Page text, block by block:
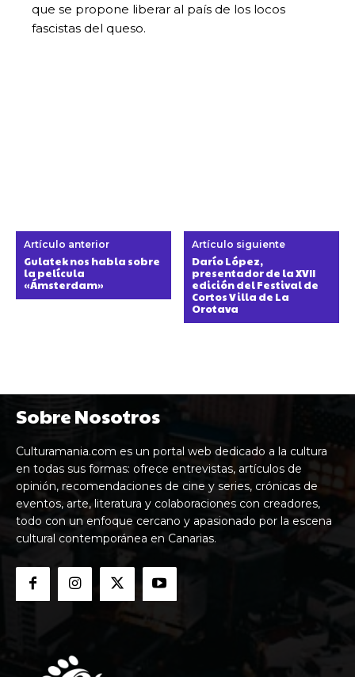
que se propone liberar al país de los locos
fascistas del queso.
Artículo anterior
Gulatek nos habla sobre
la película
«Ámsterdam»
Artículo siguiente
Darío López,
presentador de la XVII
edición del Festival de
Cortos Villa de La
Orotava
Sobre Nosotros
Culturamania.com es un portal web dedicado a la cultura
en todas sus formas: ofrece entrevistas, artículos de
opinión, recomendaciones de cine y series, crónicas de
eventos, arte, literatura y colaboraciones con creadores,
todo con un enfoque cercano y apasionado por la escena
cultural contemporánea en Canarias.